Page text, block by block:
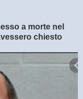
a morte nel
chiesto